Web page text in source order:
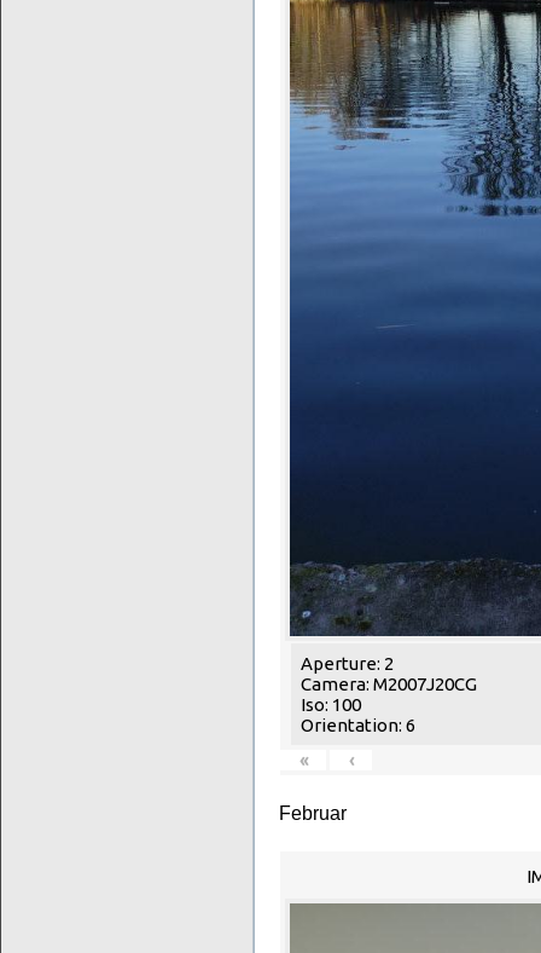
Aperture: 2
Camera: M2007J20CG
Iso: 100
Orientation: 6
«
‹
Februar